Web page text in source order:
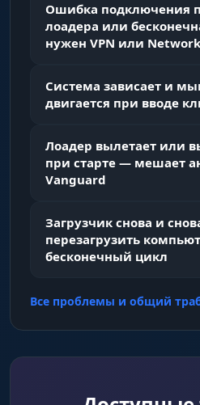
Ошибка подключения
лоадера или
нужен VPN или
Система зависает и
двигается при вводе
Лоадер вылетает или
при старте — мешает
Vanguard
Загрузчик снова и
перезагрузить
бесконечный цикл
Все проблемы и общий